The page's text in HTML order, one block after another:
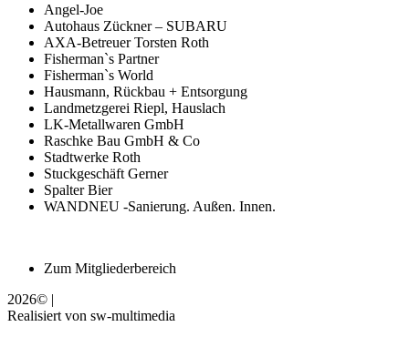
Angel-Joe
Autohaus Zückner – SUBARU
AXA-Betreuer Torsten Roth
Fisherman`s Partner
Fisherman`s World
Hausmann, Rückbau + Entsorgung
Landmetzgerei Riepl, Hauslach
LK-Metallwaren GmbH
Raschke Bau GmbH & Co
Stadtwerke Roth
Stuckgeschäft Gerner
Spalter Bier
WANDNEU -Sanierung. Außen. Innen.
Zum Mitgliederbereich
2026© |
Realisiert von sw-multimedia